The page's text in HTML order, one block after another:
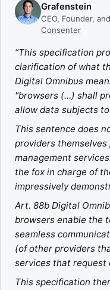
Grafenstein
CEO, Founder,
Consenter
“This specification
clarification of what
Digital Omnibus
"browsers (...) shall
allow data subjects
This sentence does
providers
management
the fox in charge of
impressively
Art. 88b Digital
browsers enable the
seamless
(of other providers
services that request
This specification